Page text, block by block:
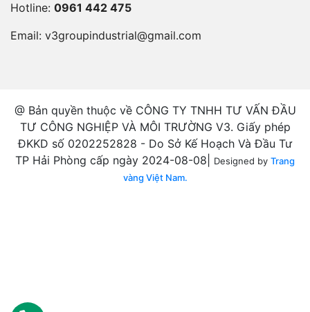
Hotline: 0961 442 475
Email: v3groupindustrial@gmail.com
@ Bản quyền thuộc về CÔNG TY TNHH TƯ VẤN ĐẦU
TƯ CÔNG NGHIỆP VÀ MÔI TRƯỜNG V3. Giấy phép
ĐKKD số 0202252828 - Do Sở Kế Hoạch Và Đầu Tư
TP Hải Phòng cấp ngày 2024-08-08|
Designed by Trang
vàng Việt Nam.